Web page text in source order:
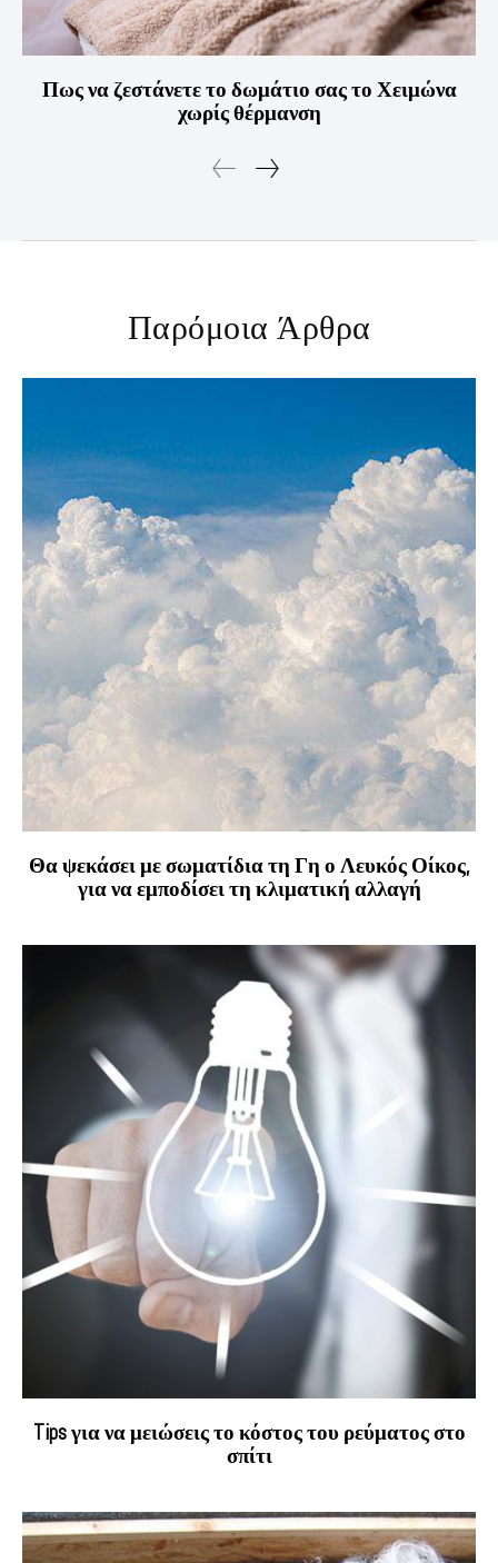
Πως να ζεστάνετε το δωμάτιο σας το Χειμώνα
χωρίς θέρμανση
Παρόμοια Άρθρα
Θα ψεκάσει με σωματίδια τη Γη ο Λευκός Οίκος,
για να εμποδίσει τη κλιματική αλλαγή
Tips για να μειώσεις το κόστος του ρεύματος στο
σπίτι